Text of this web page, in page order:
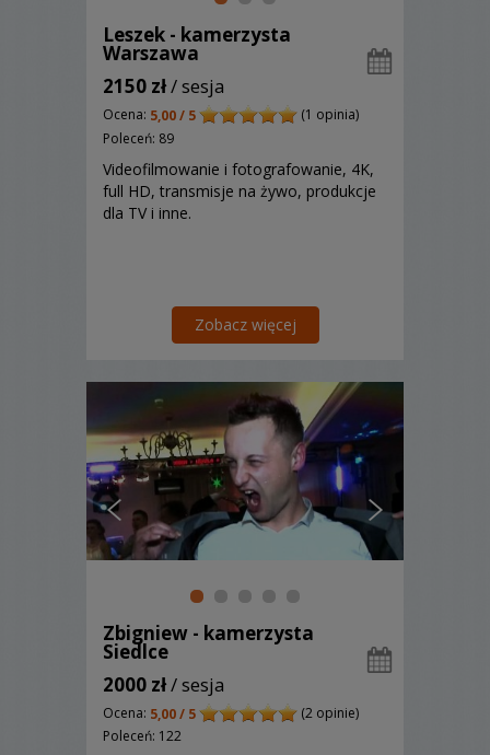
Leszek - kamerzysta
Warszawa
2150 zł/ sesja
Ocena: 5,00 / 5
(1 opinia)
Poleceń: 89
Videofilmowanie i fotografowanie, 4K,
full HD, transmisje na żywo, produkcje
dla TV i inne.
Zobacz więcej
Zbigniew - kamerzysta
Siedlce
2000 zł/ sesja
Ocena: 5,00 / 5
(2 opinie)
Poleceń: 122